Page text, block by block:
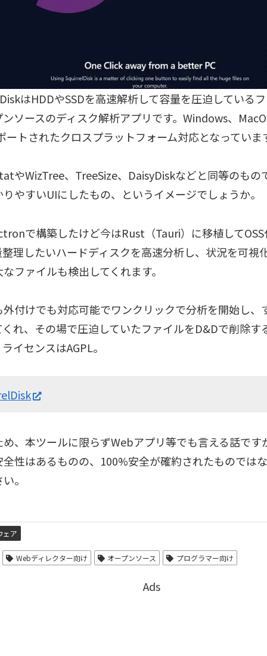
はHDDやSSDを高速解析して容量を圧迫している
ンソースのディスク解析アプリです。Windows、
ートされたクロスプラットフォーム対応となっていま
やWizTree、TreeSize、DaisyDiskなどと同等のもの
りやすいUIにしたもの、というイメージでしょうか。
で構築したけど今はRust（Tauri）に移植して
整理したいハードディスクを高速分析し、状況を可視
ファイルも検出してくれます。
外付けでも対応可能でワンクリックで分析を開始し、
くれ、その場で圧迫していたファイルをD&Dで削除す
イセンスはAGPL。
、本ツールに限らずWebアプリ等でも言える話です
全性はあるものの、100%安全が確約されたものでは
。
ェア
Webディレクター向け オープンソース プログラマー向け
Ads